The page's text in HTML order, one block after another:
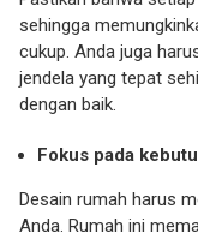
sehingga
cukup. Anda juga
jendela yang tepat
dengan baik.
Fokus pada
Desain rumah harus
Anda. Rumah ini